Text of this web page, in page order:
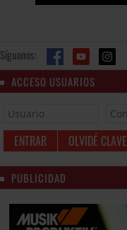
Síguenos:
ACCESO USUARIOS
OLVIDÉ CLAVE
PUBLICIDAD